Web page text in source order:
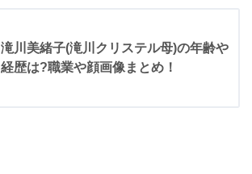
滝川美緒子(滝川クリステル母)の年齢や
経歴は?職業や顔画像まとめ！